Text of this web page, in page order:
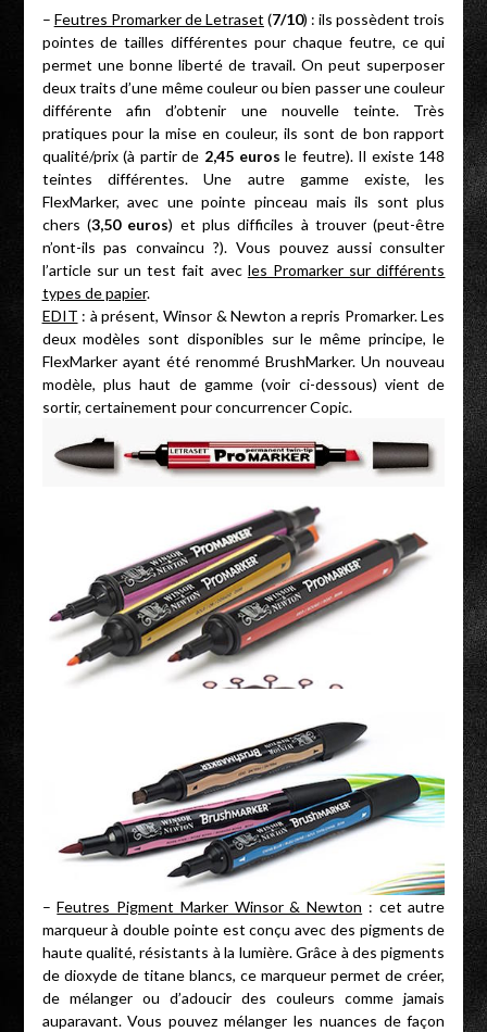
– Feutres Promarker de Letraset (7/10) : ils possèdent trois
pointes de tailles différentes pour chaque feutre, ce qui
permet une bonne liberté de travail. On peut superposer
deux traits d’une même couleur ou bien passer une couleur
différente afin d’obtenir une nouvelle teinte. Très
pratiques pour la mise en couleur, ils sont de bon rapport
qualité/prix (à partir de 2,45 euros le feutre). Il existe 148
teintes différentes. Une autre gamme existe, les
FlexMarker, avec une pointe pinceau mais ils sont plus
chers (3,50 euros) et plus difficiles à trouver (peut-être
n’ont-ils pas convaincu ?). Vous pouvez aussi consulter
l’article sur un test fait avec les Promarker sur différents
types de papier.
EDIT : à présent, Winsor & Newton a repris Promarker. Les
deux modèles sont disponibles sur le même principe, le
FlexMarker ayant été renommé BrushMarker. Un nouveau
modèle, plus haut de gamme (voir ci-dessous) vient de
sortir, certainement pour concurrencer Copic.
–Feutres Pigment Marker Winsor & Newton : cet autre
marqueur à double pointe est conçu avec des pigments de
haute qualité, résistants à la lumière. Grâce à des pigments
de dioxyde de titane blancs, ce marqueur permet de créer,
de mélanger ou d’adoucir des couleurs comme jamais
auparavant. Vous pouvez mélanger les nuances de façon